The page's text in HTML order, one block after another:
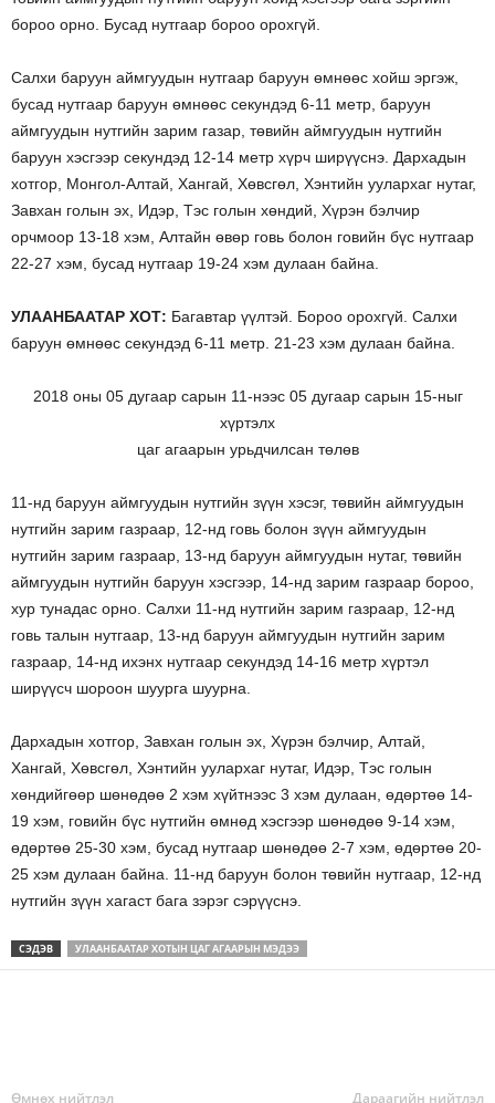
бороо орно. Бусад нутгаар бороо орохгүй.
Салхи баруун аймгуудын нутгаар баруун өмнөөс хойш эргэж,
бусад нутгаар баруун өмнөөс секундэд 6-11 метр, баруун
аймгуудын нутгийн зарим газар, төвийн аймгуудын нутгийн
баруун хэсгээр секундэд 12-14 метр хүрч ширүүснэ. Дархадын
хотгор, Монгол-Алтай, Хангай, Хөвсгөл, Хэнтийн уулархаг нутаг,
Завхан голын эх, Идэр, Тэс голын хөндий, Хүрэн бэлчир
орчмоор 13-18 хэм, Алтайн өвөр говь болон говийн бүс нутгаар
22-27 хэм, бусад нутгаар 19-24 хэм дулаан байна.
УЛААНБААТАР ХОТ: Багавтар үүлтэй. Бороо орохгүй. Салхи
баруун өмнөөс секундэд 6-11 метр. 21-23 хэм дулаан байна.
2018 оны 05 дугаар сарын 11-нээс 05 дугаар сарын 15-ныг
хүртэлх
цаг агаарын урьдчилсан төлөв
11-нд баруун аймгуудын нутгийн зүүн хэсэг, төвийн аймгуудын
нутгийн зарим газраар, 12-нд говь болон зүүн аймгуудын
нутгийн зарим газраар, 13-нд баруун аймгуудын нутаг, төвийн
аймгуудын нутгийн баруун хэсгээр, 14-нд зарим газраар бороо,
хур тунадас орно. Салхи 11-нд нутгийн зарим газраар, 12-нд
говь талын нутгаар, 13-нд баруун аймгуудын нутгийн зарим
газраар, 14-нд ихэнх нутгаар секундэд 14-16 метр хүртэл
ширүүсч шороон шуурга шуурна.
Дархадын хотгор, Завхан голын эх, Хүрэн бэлчир, Алтай,
Хангай, Хөвсгөл, Хэнтийн уулархаг нутаг, Идэр, Тэс голын
хөндийгөөр шөнөдөө 2 хэм хүйтнээс 3 хэм дулаан, өдөртөө 14-
19 хэм, говийн бүс нутгийн өмнөд хэсгээр шөнөдөө 9-14 хэм,
өдөртөө 25-30 хэм, бусад нутгаар шөнөдөө 2-7 хэм, өдөртөө 20-
25 хэм дулаан байна. 11-нд баруун болон төвийн нутгаар, 12-нд
нутгийн зүүн хагаст бага зэрэг сэрүүснэ.
СЭДЭВ УЛААНБААТАР ХОТЫН ЦАГ АГААРЫН МЭДЭЭ
Өмнөх нийтлэл Дараагийн нийтлэл